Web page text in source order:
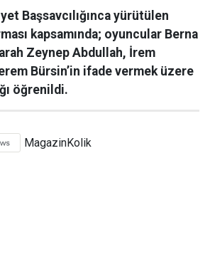
Başsavcılığınca yürütülen
kapsamında; oyuncular Berna
Zeynep Abdullah, İrem
Bürsin’in ifade vermek üzere
öğrenildi.
MagazinKolik